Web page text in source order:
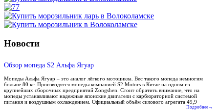
Новости
Обзор мопеда S2 Альфа Ягуар
Мопеды Альфа Ягуар – это аналог лёгкого мотоцикла. Вес такого мопеда немногим
больше 80 кг. Производятся мопеды компанией S2 Motors в Китае на одном из
крупнейших сборочных предприятий Zongshen. Стоит обратить внимание, что на
мопеды устанавливают надежные японские двигатели с карбюраторной системой
питания и воздушным охлаждением. Официальный объём силового агрегата 49,9
Подробнее→